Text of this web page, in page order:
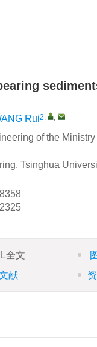
Rui2, ,
of the
Tsinghua
全文 图
献